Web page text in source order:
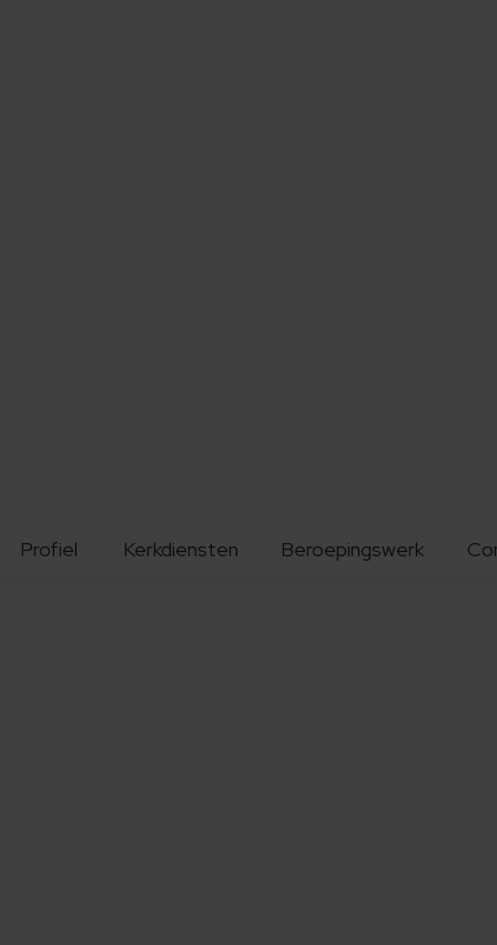
Profiel Kerkdiensten Beroepingswerk